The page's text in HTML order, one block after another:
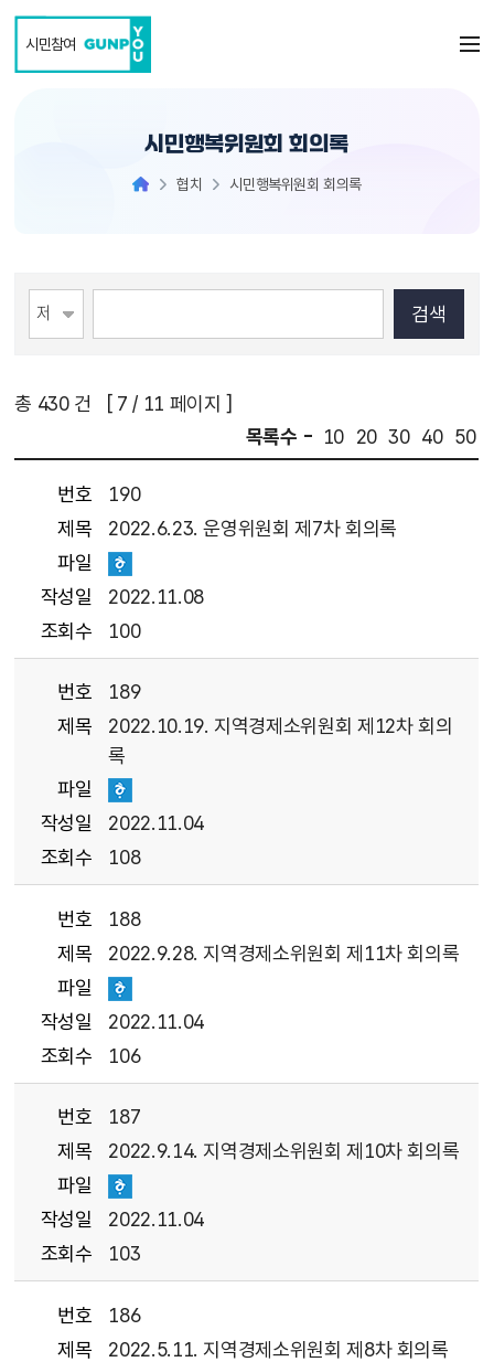
시민참여
시민행복위원회 회의록
협치 시민행복위원회 회의록
총 430건 [ 7 / 11 페이지 ]
목록수 - 10 20 30 40 50
번호
190
제목
2022.6.23. 운영위원회 제7차 회의록
파일
작성일
2022.11.08
조회수
100
번호
189
제목
2022.10.19. 지역경제소위원회 제12차 회의
록
파일
작성일
2022.11.04
조회수
108
번호
188
제목
2022.9.28. 지역경제소위원회 제11차 회의록
파일
작성일
2022.11.04
조회수
106
번호
187
제목
2022.9.14. 지역경제소위원회 제10차 회의록
파일
작성일
2022.11.04
조회수
103
번호
186
제목
2022.5.11. 지역경제소위원회 제8차 회의록